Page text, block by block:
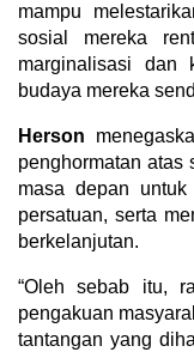
mampu
sosial mereka
marginalisasi dan
budaya mereka
Herson
penghormatan atas
masa depan untuk
persatuan, serta
berkelanjutan.
“Oleh sebab itu,
pengakuan
tantangan yang